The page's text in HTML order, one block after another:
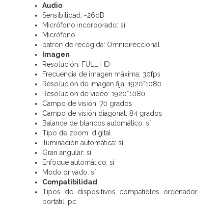
Audio
Sensibilidad: -26dB
Micrófono incorporado: sí
Micrófono
patrón de recogida: Omnidireccional
Imagen
Resolución: FULL HD
Frecuencia de imagen máxima: 30fps
Resolución de imagen fija: 1920*1080
Resolución de video: 1920*1080
Campo de visión: 70 grados
Campo de visión diagonal: 84 grados
Balance de blancos automático: sí
Tipo de zoom: digital
iluminación automática: sí
Gran angular: sí
Enfoque automático: sí
Modo privado: sí
Compatibilidad
Tipos de dispositivos compatibles ordenador
portátil, pc